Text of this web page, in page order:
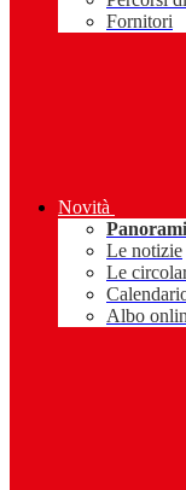
Fornitori
Novità
Le notizie
Le
Albo